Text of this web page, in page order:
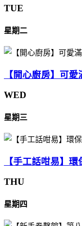
TUE
星期二
【開心廚房】可
WED
星期三
【手工話咁易】
THU
星期四